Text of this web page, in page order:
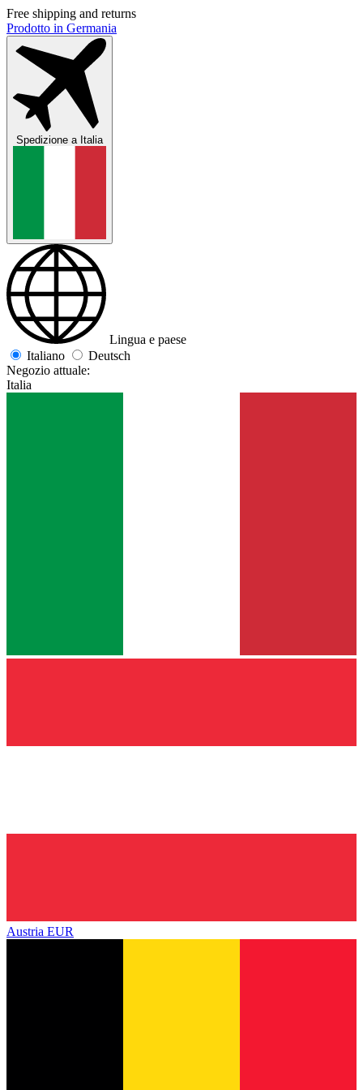
Free shipping and returns
Prodotto in Germania
Spedizione aItalia
Lingua e paese
Italiano
Deutsch
Negozio attuale:
Italia
Austria EUR